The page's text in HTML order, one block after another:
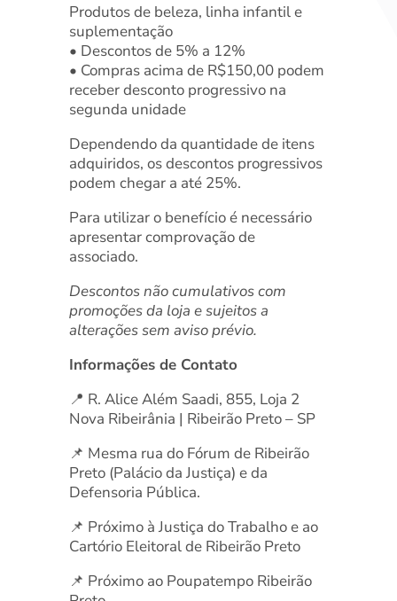
Produtos de beleza, linha infantil e
suplementação
• Descontos de 5% a 12%
• Compras acima de R$150,00 podem
receber desconto progressivo na
segunda unidade
Dependendo da quantidade de itens
adquiridos, os descontos progressivos
podem chegar a até 25%.
Para utilizar o benefício é necessário
apresentar comprovação de
associado.
Descontos não cumulativos com
promoções da loja e sujeitos a
alterações sem aviso prévio.
Informações de Contato
📍 R. Alice Além Saadi, 855, Loja 2
Nova Ribeirânia | Ribeirão Preto – SP
📌 Mesma rua do Fórum de Ribeirão
Preto (Palácio da Justiça) e da
Defensoria Pública.
📌 Próximo à Justiça do Trabalho e ao
Cartório Eleitoral de Ribeirão Preto
📌 Próximo ao Poupatempo Ribeirão